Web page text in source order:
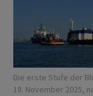
Die erste Stufe der
18. November 2025,